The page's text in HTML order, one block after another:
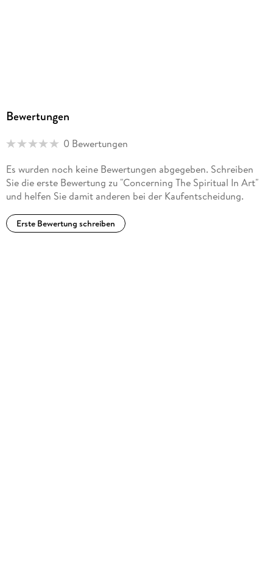
Bewertungen
0 Bewertungen
Es wurden noch keine Bewertungen abgegeben. Schreiben
Sie die erste Bewertung zu "Concerning The Spiritual In Art"
und helfen Sie damit anderen bei der Kaufentscheidung.
Erste Bewertung schreiben